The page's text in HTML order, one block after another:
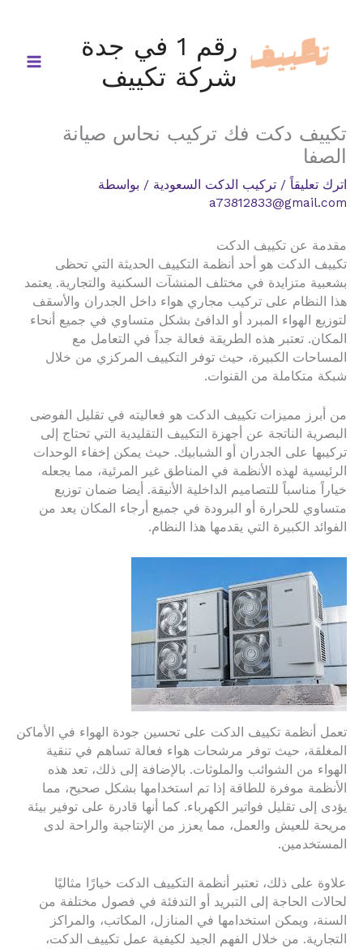
المحتوى
رقم 1 في جدة
شركة تكييف
تكييف دكت فك تركيب نحاس صيانة
الصفا
اترك تعليقاً / تركيب الدكت السعودية / بواسطة
a73812833@gmail.com
مقدمة عن تكييف الدكت
تكييف الدكت هو أحد أنظمة التكييف الحديثة التي تحظى
بشعبية متزايدة في مختلف المنشآت السكنية والتجارية. يعتمد
هذا النظام على تركيب مجاري هواء داخل الجدران والأسقف
لتوزيع الهواء المبرد أو الدافئ بشكل متساوي في جميع أنحاء
المكان. تعتبر هذه الطريقة فعالة جداً في التعامل مع
المساحات الكبيرة، حيث توفر التكييف المركزي من خلال
شبكة متكاملة من القنوات.
من أبرز مميزات تكييف الدكت هو فعاليته في تقليل الفوضى
البصرية الناتجة عن أجهزة التكييف التقليدية التي تحتاج إلى
تركيبها على الجدران أو الشبابيك. حيث يمكن إخفاء الوحدات
الرئيسية لهذه الأنظمة في المناطق غير المرئية، مما يجعله
خياراً مناسباً للتصاميم الداخلية الأنيقة. أيضا ضمان توزيع
متساوي للحرارة أو البرودة في جميع أرجاء المكان يعد من
الفوائد الكبيرة التي يقدمها هذا النظام.
تعمل أنظمة تكييف الدكت على تحسين جودة الهواء في الأماكن
المغلقة، حيث توفر مرشحات هواء فعالة تساهم في تنقية
الهواء من الشوائب والملوثات. بالإضافة إلى ذلك، تعد هذه
الأنظمة موفرة للطاقة إذا تم استخدامها بشكل صحيح، مما
يؤدى إلى تقليل فواتير الكهرباء. كما أنها قادرة على توفير بيئة
مريحة للعيش والعمل، مما يعزز من الإنتاجية والراحة لدى
المستخدمين.
علاوة على ذلك، تعتبر أنظمة التكييف الدكت خيارًا مثاليًا
لحالات الحاجة إلى التبريد أو التدفئة في فصول مختلفة من
السنة، ويمكن استخدامها في المنازل، المكاتب، والمراكز
التجارية. من خلال الفهم الجيد لكيفية عمل تكييف الدكت،